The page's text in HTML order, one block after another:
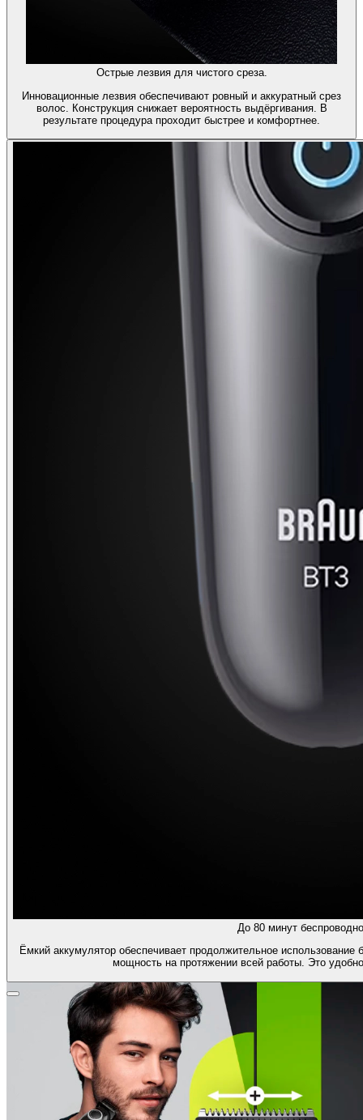
Острые лезвия для чистого среза.
Инновационные лезвия обеспечивают ровный и аккуратный срез
волос. Конструкция снижает вероятность выдёргивания. В
результате процедура проходит быстрее и комфортнее.
До 80 минут
Ёмкий аккумулятор обеспечивает продолжительное
мощность на протяжении всей работы. Это